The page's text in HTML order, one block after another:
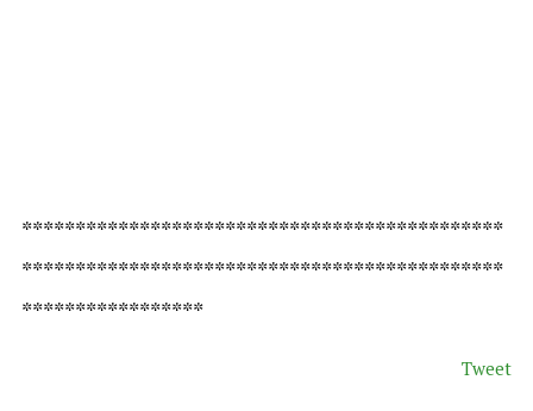
*********************************************
*********************************************
*****************
Tweet